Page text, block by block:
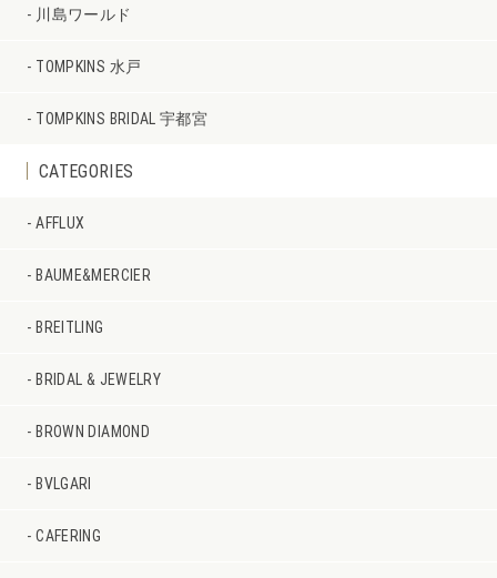
川島ワールド
TOMPKINS 水戸
TOMPKINS BRIDAL 宇都宮
CATEGORIES
AFFLUX
BAUME&MERCIER
BREITLING
BRIDAL & JEWELRY
BROWN DIAMOND
BVLGARI
CAFERING